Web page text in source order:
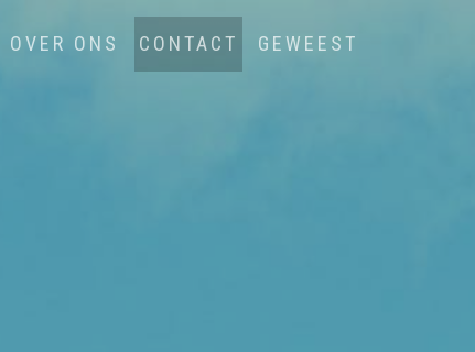
OVER ONS CONTACT GEWEEST